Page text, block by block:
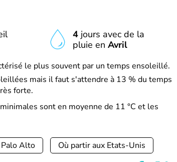
4jours avec de la
pluie en Avril
le plus souvent par un temps ensoleillé.
mais il faut s'attendre à 13 % du temps
forte.
sont en moyenne de 11 °C et les
Alto Où partir aux Etats-Unis